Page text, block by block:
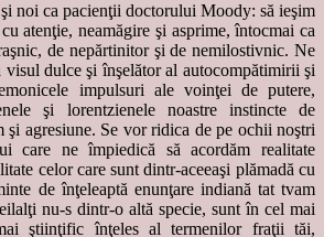
noi ca pacienţii doctorului Moody: să ieşim
atenţie, neamăgire şi asprime, întocmai ca
de nepărtinitor şi de nemilostivnic. Ne
dulce şi înşelător al autocompătimirii şi
impulsuri ale voinţei de putere,
şi lorentzienele noastre instincte de
şi agresiune. Se vor ridica de pe ochii noştri
care ne împiedică să acordăm realitate
celor care sunt dintr-aceeaşi plămadă cu
de înţeleaptă enunţare indiană tat tvam
nu-s dintr-o altă specie, sunt în cel mai
ştiinţific înţeles al termenilor fraţii tăi,